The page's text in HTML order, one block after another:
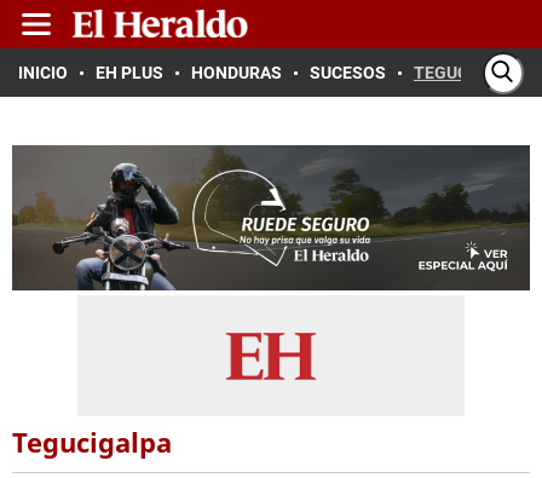
INICIO EH PLUS HONDURAS SUCESOS TEGUCIGALPA
Tegucigalpa